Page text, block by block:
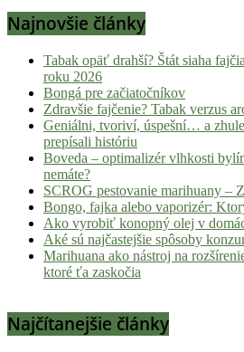
z
konopnej
scény,
najlepší
chill-
out,
stoner
lifestyle.
Klikni
nalaď
pohodu.
Najnovšie články
Tabak opäť drahší? Štát siaha
roku 2026
Bongá pre začiatočníkov
Zdravšie fajčenie? Tabak verzus
Geniálni, tvoriví, úspešní… a
prepísali históriu
Boveda – optimalizér vlhkosti
nemáte?
SCROG pestovanie marihuany –
Bongo, fajka alebo vaporizér:
Ako vyrobiť konopný olej v
Aké sú najčastejšie spôsoby
Marihuana ako nástroj na
ktoré ťa zaskočia
Najčítanejšie články